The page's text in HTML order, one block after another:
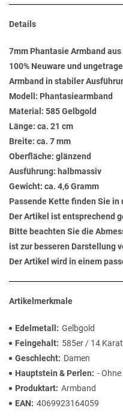
Details
7mm Phantasie Armband
100% Neuware und
Armband in stabiler
Modell: Phantasiearmband
Material: 585 Gelbgold
Länge: ca. 21 cm
Breite: ca. 7 mm
Oberfläche: glänzend
Ausführung: halbmassiv
Gewicht: ca. 4,6 Gramm
Passende Kette finden Sie in
Der Artikel ist entsprechend
Bitte beachten Sie die
ist zur besseren Darstellung
Der Artikel wird in einem
Artikelmerkmale
Edelmetall
Gelbgold
Feingehalt
585er / 14
Geschlecht
Damen
Hauptstein & Perlen
- Ohne
Produktart Armband
EAN
4069923164059